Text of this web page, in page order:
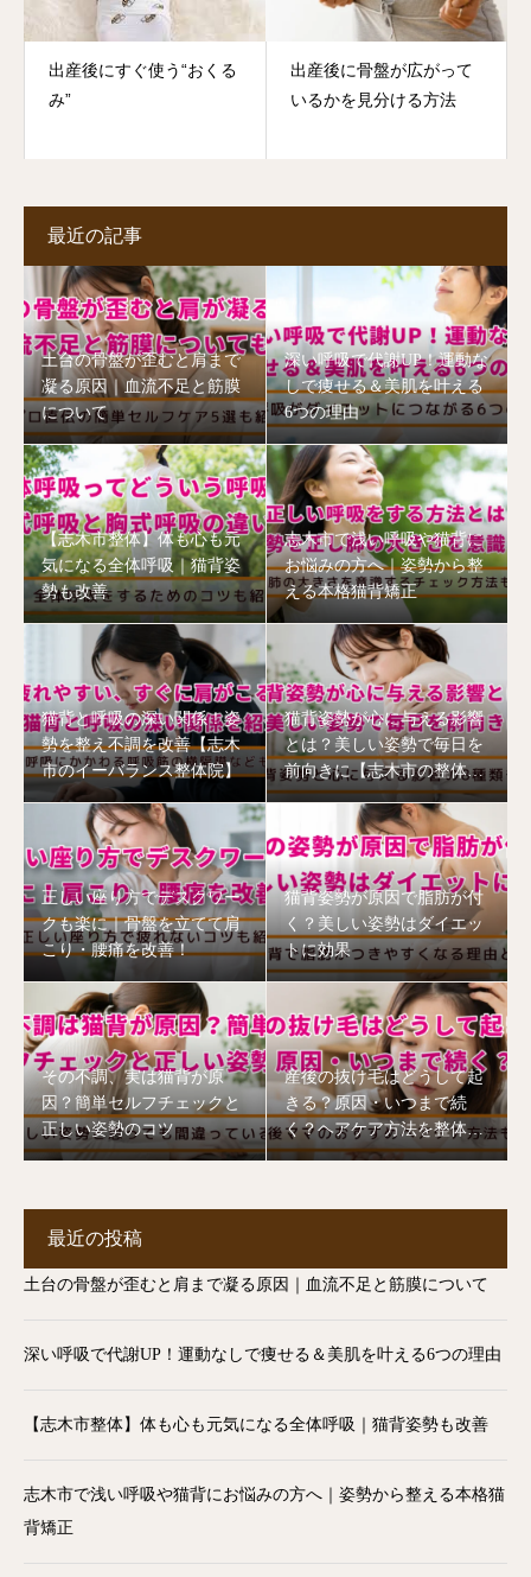
出産後にすぐ使う“おくる
み”
出産後に骨盤が広がって
いるかを見分ける方法
最近の記事
土台の骨盤が歪むと肩まで
凝る原因｜血流不足と筋膜
について
深い呼吸で代謝UP！運動な
しで痩せる＆美肌を叶える
6つの理由
【志木市整体】体も心も元
気になる全体呼吸｜猫背姿
勢も改善
志木市で浅い呼吸や猫背に
お悩みの方へ｜姿勢から整
える本格猫背矯正
猫背と呼吸の深い関係！姿
勢を整え不調を改善【志木
市のイーバランス整体院】
猫背姿勢が心に与える影響
とは？美しい姿勢で毎日を
前向きに【志木市の整体
院】
正しい座り方でデスクワー
クも楽に｜骨盤を立てて肩
こり・腰痛を改善！
猫背姿勢が原因で脂肪が付
く？美しい姿勢はダイエッ
トに効果
その不調、実は猫背が原
因？簡単セルフチェックと
正しい姿勢のコツ
産後の抜け毛はどうして起
きる？原因・いつまで続
く？ヘアケア方法を整体師
が解説【志木市】
最近の投稿
土台の骨盤が歪むと肩まで凝る原因｜血流不足と筋膜について
深い呼吸で代謝UP！運動なしで痩せる＆美肌を叶える6つの理由
【志木市整体】体も心も元気になる全体呼吸｜猫背姿勢も改善
志木市で浅い呼吸や猫背にお悩みの方へ｜姿勢から整える本格猫
背矯正